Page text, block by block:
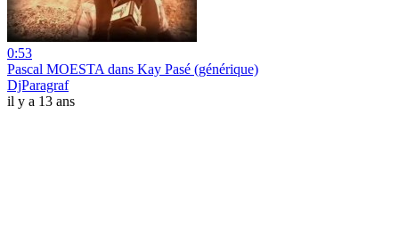
0:53
Pascal MOESTA dans Kay Pasé (générique)
DjParagraf
il y a 13 ans